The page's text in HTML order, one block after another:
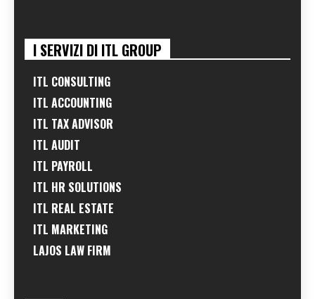
I SERVIZI DI ITL GROUP
ITL CONSULTING
ITL ACCOUNTING
ITL TAX ADVISOR
ITL AUDIT
ITL PAYROLL
ITL HR SOLUTIONS
ITL REAL ESTATE
ITL MARKETING
LAJOS LAW FIRM